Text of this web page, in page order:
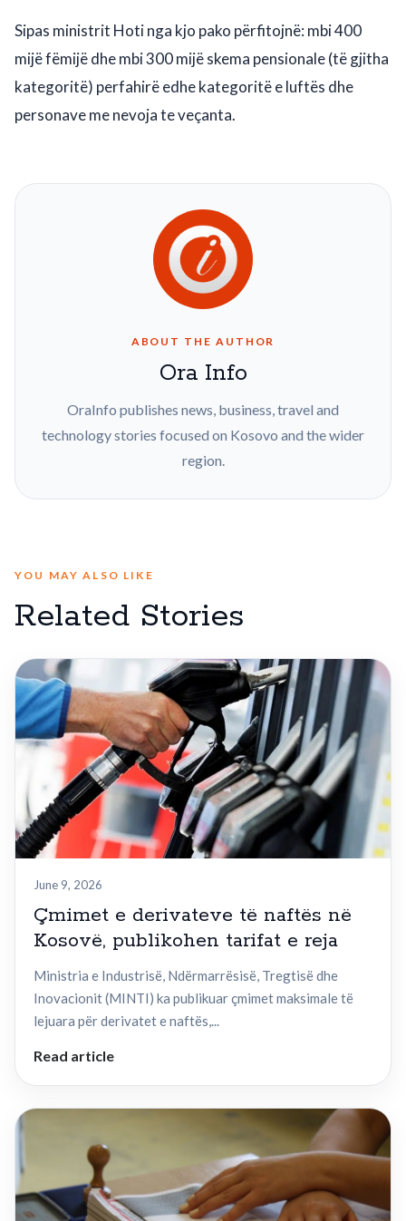
Sipas ministrit Hoti nga kjo pako përfitojnë: mbi 400
mijë fëmijë dhe mbi 300 mijë skema pensionale (të gjitha
kategoritë) perfahirë edhe kategoritë e luftës dhe
personave me nevoja te veçanta.
ABOUT THE AUTHOR
Ora Info
OraInfo publishes news, business, travel and
technology stories focused on Kosovo and the wider
region.
YOU MAY ALSO LIKE
Related Stories
June 9, 2026
Çmimet e derivateve të naftës në
Kosovë, publikohen tarifat e reja
Ministria e Industrisë, Ndërmarrësisë, Tregtisë dhe
Inovacionit (MINTI) ka publikuar çmimet maksimale të
lejuara për derivatet e naftës,...
Read article